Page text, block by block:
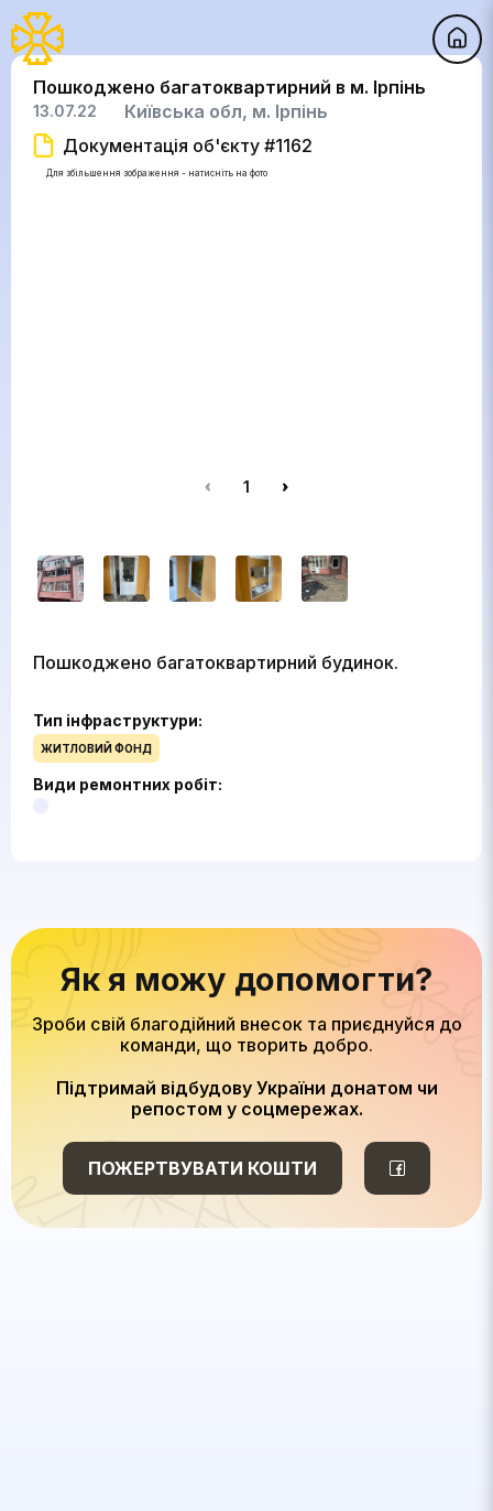
Для збільшення зображення - натисніть на фото
1
Пошкоджено багатоквартирний в м. Ірпінь
13.07.22
Київська обл, м. Ірпінь
Документація об'єкту #1162
Тип інфраструктури:
ЖИТЛОВИЙ ФОНД
Види ремонтних робіт:
Пошкоджено багатоквартирний будинок.
Як я можу допомогти?
Зроби свій благодійний внесок та приєднуйся до
команди, що творить добро.
Підтримай відбудову України донатом чи
репостом у соцмережах.
ПОЖЕРТВУВАТИ КОШТИ